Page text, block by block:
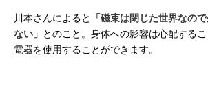
川本さんによると
「磁束は閉じた世界なの
ない」 とのこと。身体への影響は心配する
電器を使用することができます。